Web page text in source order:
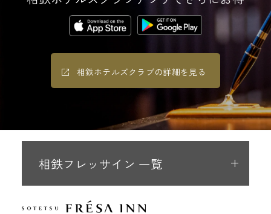
相鉄ホテルズクラブの詳細を見る
相鉄フレッサイン 一覧